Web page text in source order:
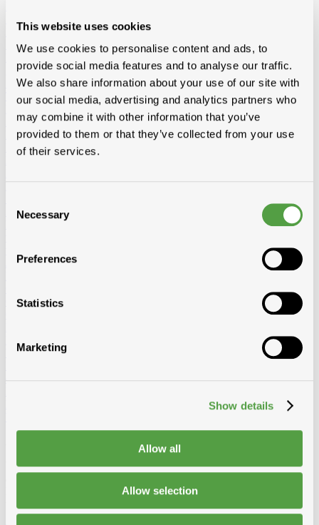
This website uses cookies
We use cookies to personalise content and ads, to
provide social media features and to analyse our traffic.
We also share information about your use of our site with
our social media, advertising and analytics partners who
may combine it with other information that you’ve
provided to them or that they’ve collected from your use
of their services.
Selection
Necessary
Preferences
Statistics
Marketing
Show details
Allow all
Allow selection
Bouwfolievolle rollen niet volle rollen
DampschermenIsover DeltaSopravap hygro Klöber
Birdex - Duivenpinnen Oisipic Vogelschroten
gootbakken en PVC tapbuizenBladvangersRenovatieprofielen
Schuimbanden en schuimgolvenExpantiebandenHoezen
Tegeldragers Mitrons
Aeros
Zoldertrappen
Bevestiging
NagelsIjzerKoperInox
Hanghakeninoxkoper
ZelftappendZelfborend
Kleurkapje
Mechanische bevestiging (vijs&plaatje)
Alu staaf, moer, rondelInox
PGB (Pennoit)Solid
John
Gereedschap
Distripaints Fribel
PaslodeProf
Werfuitrusting
delig omvormbaarDubbele trapladdersEnkele trapladders
Van constructiehout zoals kepers, voligen en pannelatten tot
afwerkingshout zoals planchetten, platen en boordplanken – bij
Modde vind je een ruim aanbod houtproducten voor elke